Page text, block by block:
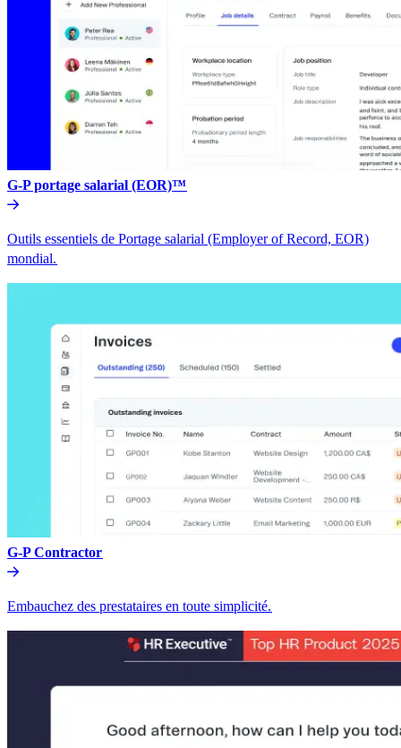
G-P portage salarial (EOR)™​​
Outils essentiels de Portage salarial (Employer of Record, EOR)
mondial.​​
G-P Contractor​​
Embauchez des prestataires en toute simplicité.​​